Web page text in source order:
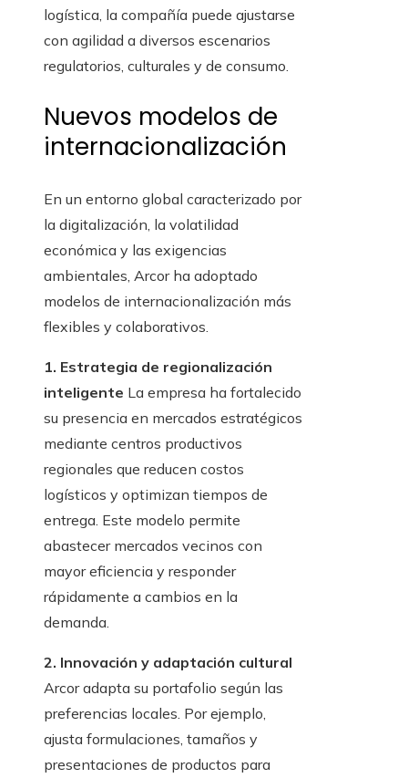
logística, la compañía puede ajustarse
con agilidad a diversos escenarios
regulatorios, culturales y de consumo.
Nuevos modelos de
internacionalización
En un entorno global caracterizado por
la digitalización, la volatilidad
económica y las exigencias
ambientales, Arcor ha adoptado
modelos de internacionalización más
flexibles y colaborativos.
1. Estrategia de regionalización
inteligente La empresa ha fortalecido
su presencia en mercados estratégicos
mediante centros productivos
regionales que reducen costos
logísticos y optimizan tiempos de
entrega. Este modelo permite
abastecer mercados vecinos con
mayor eficiencia y responder
rápidamente a cambios en la
demanda.
2. Innovación y adaptación cultural
Arcor adapta su portafolio según las
preferencias locales. Por ejemplo,
ajusta formulaciones, tamaños y
presentaciones de productos para